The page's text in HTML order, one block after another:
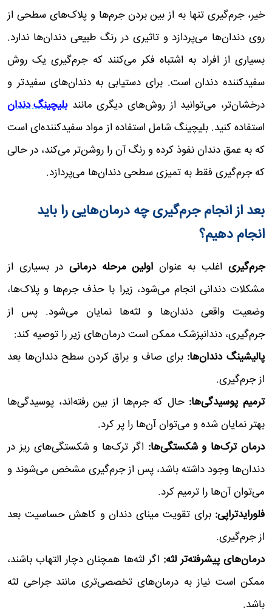
خیر، جرم‌گیری تنها به از بین بردن جرم‌ها و پلاک‌های سطحی از
روی دندان‌ها می‌پردازد و تاثیری در رنگ طبیعی دندان‌ها ندارد.
بسیاری از افراد به اشتباه فکر می‌کنند که جرم‌گیری یک روش
سفیدکننده دندان است. برای دستیابی به دندان‌های سفیدتر و
درخشان‌تر، می‌توانید از روش‌های دیگری مانندبلیچینگ دندان
استفاده کنید. بلیچینگ شامل استفاده از مواد سفیدکننده‌ای است
که به عمق دندان نفوذ کرده و رنگ آن را روشن‌تر می‌کند، در حالی
که جرم‌گیری فقط به تمیزی سطحی دندان‌ها می‌پردازد.
بعد از انجام جرم‌گیری چه درمان‌هایی را باید
انجام دهیم؟
جرم‌گیری اغلب به عنوان اولین مرحله درمانی در بسیاری از
مشکلات دندانی انجام می‌شود، زیرا با حذف جرم‌ها و پلاک‌ها،
وضعیت واقعی دندان‌ها و لثه‌ها نمایان می‌شود. پس از
جرم‌گیری، دندانپزشک ممکن است درمان‌های زیر را توصیه کند:
پالیشینگ دندان‌ها:برای صاف و براق کردن سطح دندان‌ها بعد
از جرم‌گیری.
ترمیم پوسیدگی‌ها:حال که جرم‌ها از بین رفته‌اند، پوسیدگی‌ها
بهتر نمایان شده و می‌توان آن‌ها را پر کرد.
درمان ترک‌ها و شکستگی‌ها: اگر ترک‌ها و شکستگی‌های ریز در
دندان‌ها وجود داشته باشد، پس از جرم‌گیری مشخص می‌شوند و
می‌توان آن‌ها را ترمیم کرد.
فلورایدتراپی:برای تقویت مینای دندان و کاهش حساسیت بعد
از جرم‌گیری.
درمان‌های پیشرفته‌تر لثه: اگر لثه‌ها همچنان دچار التهاب باشند،
ممکن است نیاز به درمان‌های تخصصی‌تری مانند جراحی لثه
باشد.